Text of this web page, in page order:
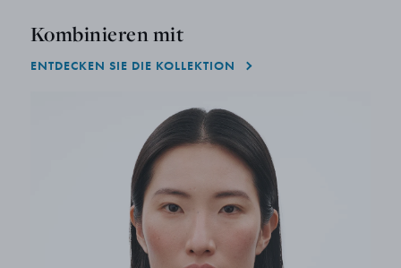
Kombinieren mit
ENTDECKEN SIE DIE KOLLEKTION